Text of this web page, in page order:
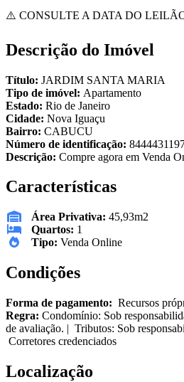
⚠️ CONSULTE A DATA DO
Descrição do Imóvel
Título: JARDIM SANTA MARIA
Tipo de imóvel: Apartamento
Estado: Rio de Janeiro
Cidade: Nova Iguaçu
Bairro: CABUCU
Número de identificação:
Descrição: Compre agora em Venda
Características
Área Privativa: 45,93m2
Quartos: 1
Tipo: Venda Online
Condições
Forma de pagamento: Recursos
Regra: Condomínio: Sob
de avaliação. | Tributos: Sob
Corretores credenciados
Localização